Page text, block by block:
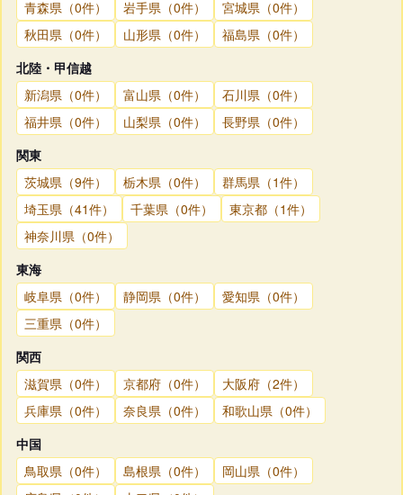
青森県（0件）
岩手県（0件）
宮城県（0件）
秋田県（0件）
山形県（0件）
福島県（0件）
北陸・甲信越
新潟県（0件）
富山県（0件）
石川県（0件）
福井県（0件）
山梨県（0件）
長野県（0件）
関東
茨城県（9件）
栃木県（0件）
群馬県（1件）
埼玉県（41件）
千葉県（0件）
東京都（1件）
神奈川県（0件）
東海
岐阜県（0件）
静岡県（0件）
愛知県（0件）
三重県（0件）
関西
滋賀県（0件）
京都府（0件）
大阪府（2件）
兵庫県（0件）
奈良県（0件）
和歌山県（0件）
中国
鳥取県（0件）
島根県（0件）
岡山県（0件）